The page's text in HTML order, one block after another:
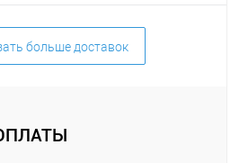
больше доставок